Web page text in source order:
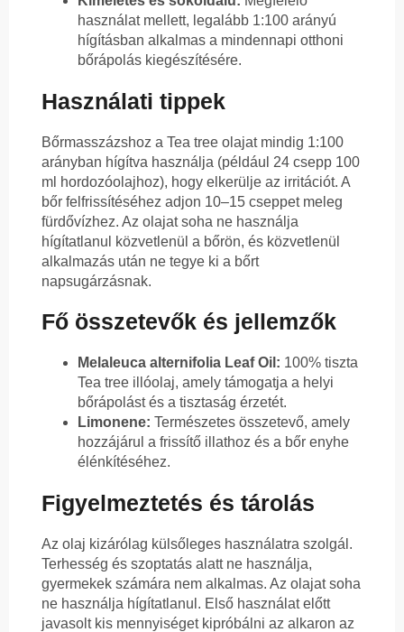
használat mellett, legalább 1:100 arányú
hígításban alkalmas a mindennapi otthoni
bőrápolás kiegészítésére.
Használati tippek
Bőrmasszázshoz a Tea tree olajat mindig 1:100
arányban hígítva használja (például 24 csepp 100
ml hordozóolajhoz), hogy elkerülje az irritációt. A
bőr felfrissítéséhez adjon 10–15 cseppet meleg
fürdővízhez. Az olajat soha ne használja
hígítatlanul közvetlenül a bőrön, és közvetlenül
alkalmazás után ne tegye ki a bőrt
napsugárzásnak.
Fő összetevők és jellemzők
Melaleuca alternifolia Leaf Oil: 100% tiszta
Tea tree illóolaj, amely támogatja a helyi
bőrápolást és a tisztaság érzetét.
Limonene: Természetes összetevő, amely
hozzájárul a frissítő illathoz és a bőr enyhe
élénkítéséhez.
Figyelmeztetés és tárolás
Az olaj kizárólag külsőleges használatra szolgál.
Terhesség és szoptatás alatt ne használja,
gyermekek számára nem alkalmas. Az olajat soha
ne használja hígítatlanul. Első használat előtt
javasolt kis mennyiséget kipróbálni az alkaron az